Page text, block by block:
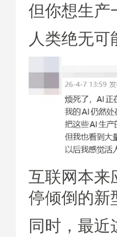
但你想生产
人类绝无
互联网本来
停倾倒的新
同时，最